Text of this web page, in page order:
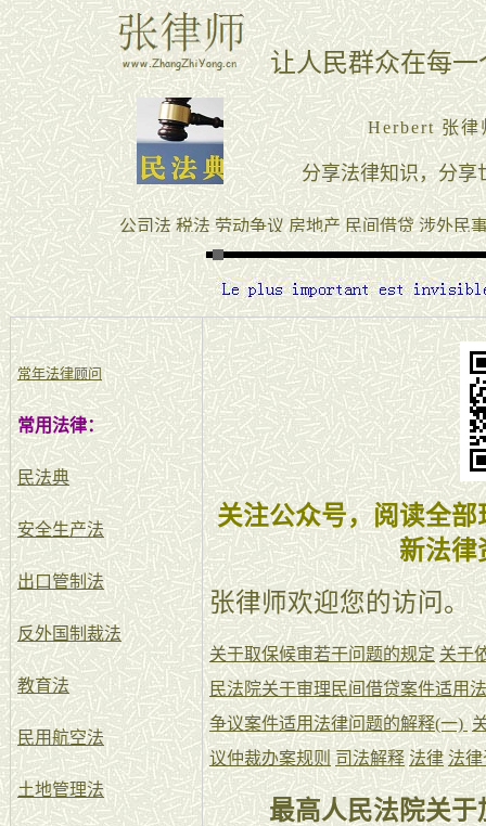
常年法律顾问
常用法律：
民法典
安全生产法
出口管制法
反外国制裁法
教育法
民用航空法
土地管理法
关注公众号，阅读全
新法律
张律师欢迎您的访问。
关于取保候审若干问题的规定 关于
民法院关于审理民间借贷案件适用
争议案件适用法律问题的解释(一)
议仲裁办案规则 司法解释 法律 法
最高人民法院关